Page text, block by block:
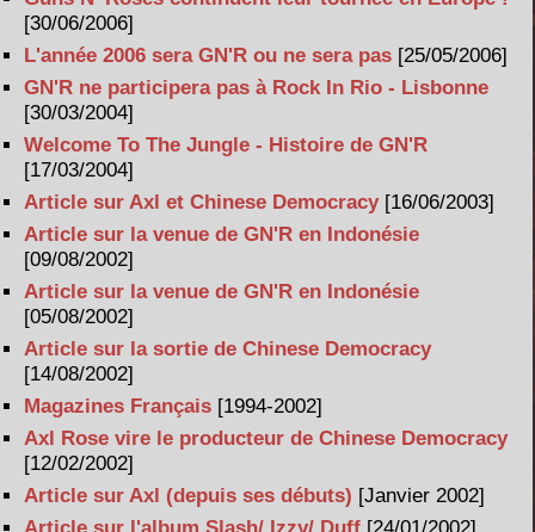
[30/06/2006]
L'année 2006 sera GN'R ou ne sera pas [25/05/2006]
GN'R ne participera pas à Rock In Rio - Lisbonne
[30/03/2004]
Welcome To The Jungle - Histoire de GN'R
[17/03/2004]
Article sur Axl et Chinese Democracy[16/06/2003]
Article sur la venue de GN'R en Indonésie
[09/08/2002]
Article sur la venue de GN'R en Indonésie
[05/08/2002]
Article sur la sortie de Chinese Democracy
[14/08/2002]
Magazines Français [1994-2002]
Axl Rose vire le producteur de Chinese Democracy
[12/02/2002]
Article sur Axl (depuis ses débuts) [Janvier 2002]